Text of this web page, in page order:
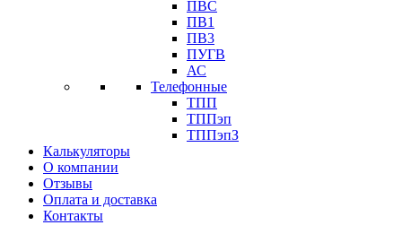
ПВС
ПВ1
ПВ3
ПУГВ
АС
Телефонные
ТПП
ТППэп
ТППэпЗ
Калькуляторы
О компании
Отзывы
Оплата и доставка
Контакты